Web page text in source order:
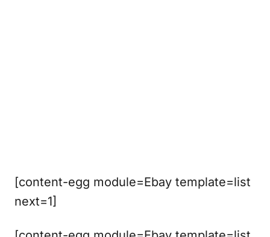
[content-egg module=Ebay template=list
next=1]